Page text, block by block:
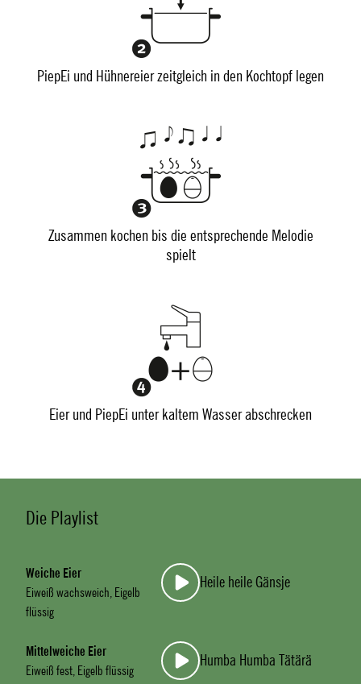
PiepEi und Hühnereier zeitgleich in den Kochtopf legen
Zusammen kochen bis die entsprechende Melodie
spielt
Eier und PiepEi unter kaltem Wasser abschrecken
Die Playlist
Weiche Eier
Eiweiß wachsweich, Eigelb
flüssig
Heile heile Gänsje
Mittelweiche Eier
Eiweiß fest, Eigelb flüssig
Humba Humba Tätärä